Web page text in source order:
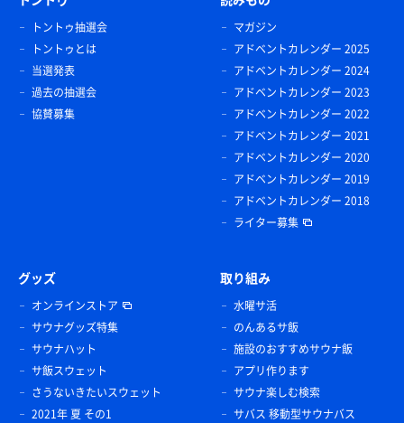
トントゥ抽選会
トントゥとは
当選発表
過去の抽選会
協賛募集
マガジン
アドベントカレンダー 2025
アドベントカレンダー 2024
アドベントカレンダー 2023
アドベントカレンダー 2022
アドベントカレンダー 2021
アドベントカレンダー 2020
アドベントカレンダー 2019
アドベントカレンダー 2018
ライター募集
グッズ
オンラインストア
サウナグッズ特集
サウナハット
サ飯スウェット
さうないきたいスウェット
2021年 夏 その1
取り組み
水曜サ活
のんあるサ飯
施設のおすすめサウナ飯
アプリ作ります
サウナ楽しむ検索
サバス 移動型サウナバス